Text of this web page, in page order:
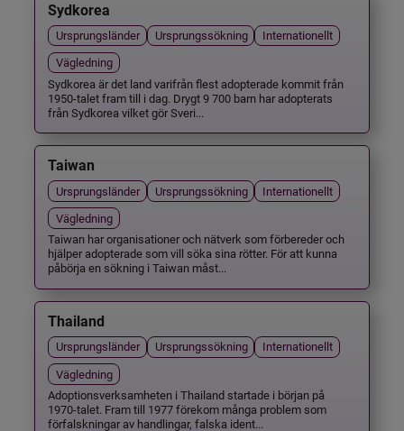
Sydkorea
Ursprungsländer Ursprungssökning
Internationellt
Vägledning
Sydkorea är det land varifrån flest adopterade kommit från
1950-talet fram till i dag. Drygt 9 700 barn har adopterats
från Sydkorea vilket gör Sveri...
Taiwan
Ursprungsländer Ursprungssökning
Internationellt
Vägledning
Taiwan har organisationer och nätverk som förbereder och
hjälper adopterade som vill söka sina rötter. För att kunna
påbörja en sökning i Taiwan måst...
Thailand
Ursprungsländer Ursprungssökning
Internationellt
Vägledning
Adoptionsverksamheten i Thailand startade i början på
1970-talet. Fram till 1977 förekom många problem som
förfalskningar av handlingar, falska ident...